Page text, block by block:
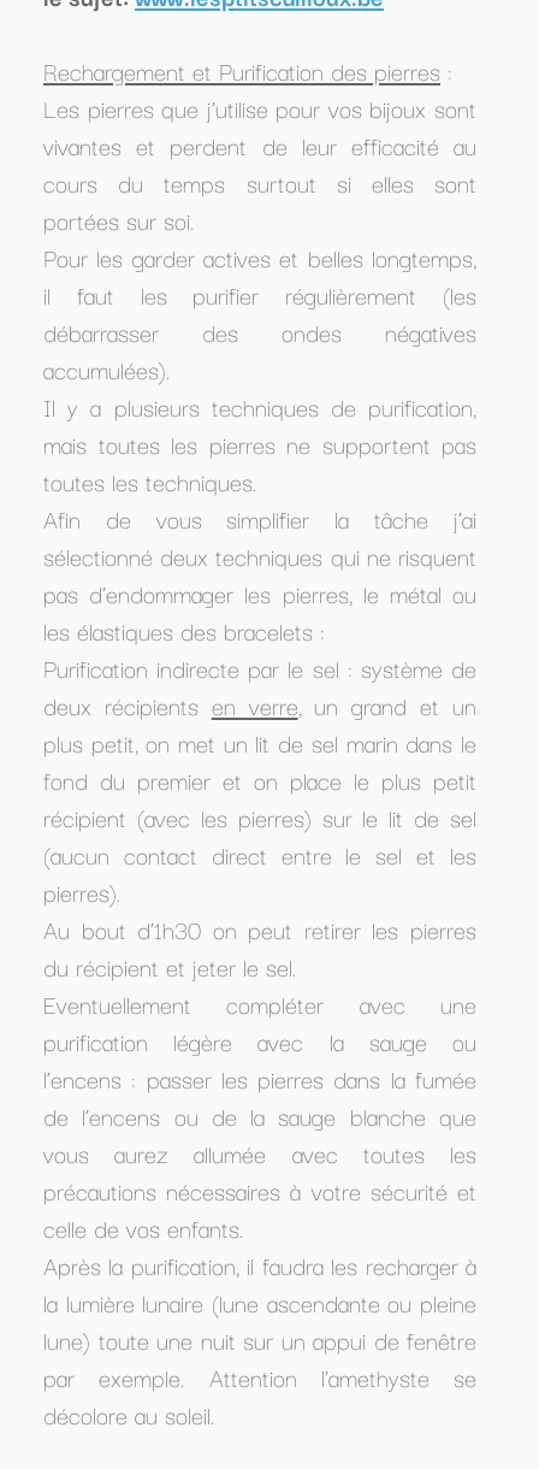
Rechargement et Purification des pierres :
Les pierres que j’utilise pour vos bijoux sont
vivantes et perdent de leur efficacité au
cours du temps surtout si elles sont
portées sur soi.
Pour les garder actives et belles longtemps,
il faut les purifier régulièrement (les
débarrasser des ondes négatives
accumulées).
Il y a plusieurs techniques de purification,
mais toutes les pierres ne supportent pas
toutes les techniques.
Afin de vous simplifier la tâche j’ai
sélectionné deux techniques qui ne risquent
pas d’endommager les pierres, le métal ou
les élastiques des bracelets :
Purification indirecte par le sel : système de
deux récipients en verre, un grand et un
plus petit, on met un lit de sel marin dans le
fond du premier et on place le plus petit
récipient (avec les pierres) sur le lit de sel
(aucun contact direct entre le sel et les
pierres).
Au bout d’1h30 on peut retirer les pierres
du récipient et jeter le sel.
Eventuellement compléter avec une
purification légère avec la sauge ou
l’encens : passer les pierres dans la fumée
de l’encens ou de la sauge blanche que
vous aurez allumée avec toutes les
précautions nécessaires à votre sécurité et
celle de vos enfants.
Après la purification, il faudra les recharger à
la lumière lunaire (lune ascendante ou pleine
lune) toute une nuit sur un appui de fenêtre
par exemple. Attention l'amethyste se
décolore au soleil.